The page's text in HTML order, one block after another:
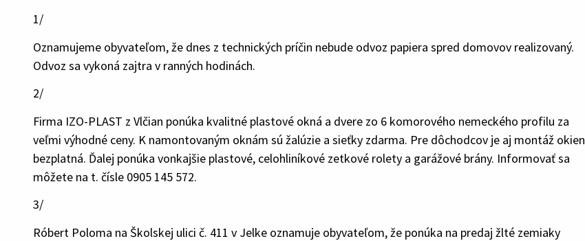
1/
Oznamujeme obyvateľom, že dnes z technických príčin nebude odvoz papiera spred domovov realizovaný.
Odvoz sa vykoná zajtra v ranných hodinách.
2/
Firma IZO-PLAST z Vlčian ponúka kvalitné plastové okná a dvere zo 6 komorového nemeckého profilu za
veľmi výhodné ceny. K namontovaným oknám sú žalúzie a sieťky zdarma. Pre dôchodcov je aj montáž okien
bezplatná. Ďalej ponúka vonkajšie plastové, celohliníkové zetkové rolety a garážové brány. Informovať sa
môžete na t. čísle 0905 145 572.
3/
Róbert Poloma na Školskej ulici č. 411 v Jelke oznamuje obyvateľom, že ponúka na predaj žlté zemiaky